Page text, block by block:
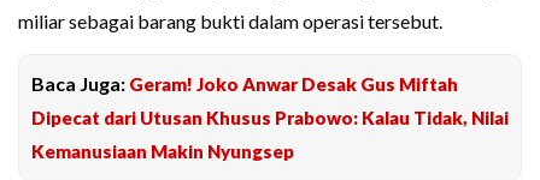
miliar sebagai barang bukti dalam operasi tersebut.
Baca Juga: Geram! Joko Anwar Desak Gus Miftah
Dipecat dari Utusan Khusus Prabowo: Kalau Tidak, Nilai
Kemanusiaan Makin Nyungsep